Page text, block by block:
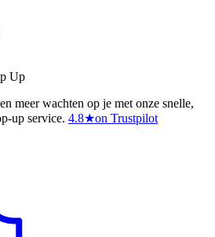
Up
meer wachten op je met onze snelle,
up service. 4.8★on Trustpilot